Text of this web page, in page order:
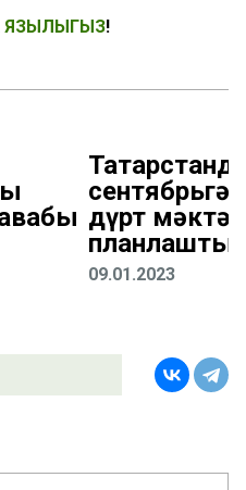
ЯЗЫЛЫГЫЗ!
сентябрьгә
дүрт
09.01.2023